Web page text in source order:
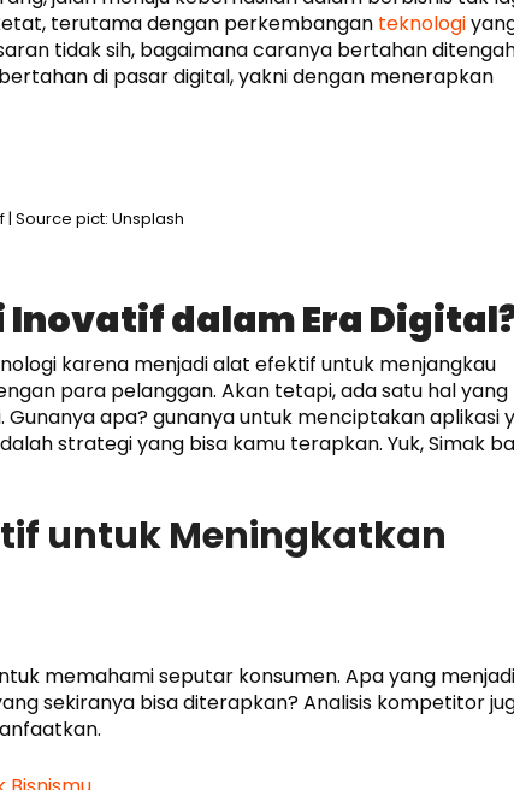
terutama dengan perkembangan teknologi
tidak sih, bagaimana caranya bertahan
di pasar digital, yakni dengan menerapkan
Source pict: Unsplash
dalam Era
karena menjadi alat efektif untuk menjangkau
para pelanggan. Akan tetapi, ada satu hal yang
apa? gunanya untuk menciptakan aplikasi
strategi yang bisa kamu terapkan. Yuk, Simak
untuk Meningkatkan
memahami seputar konsumen. Apa yang menjadi
sekiranya bisa diterapkan? Analisis kompetitor